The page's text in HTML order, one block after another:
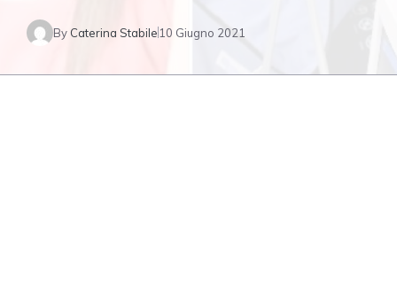
By Caterina Stabile 10 Giugno 2021